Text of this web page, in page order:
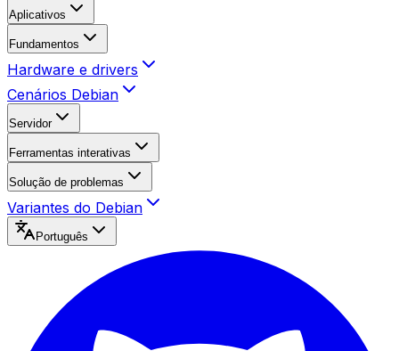
Aplicativos
Fundamentos
Hardware e drivers
Cenários Debian
Servidor
Ferramentas interativas
Solução de problemas
Variantes do Debian
Português